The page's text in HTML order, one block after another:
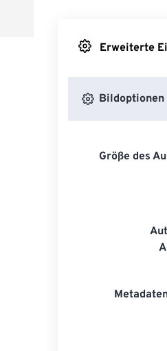
Erweiterte
Bildoptionen
Größe des